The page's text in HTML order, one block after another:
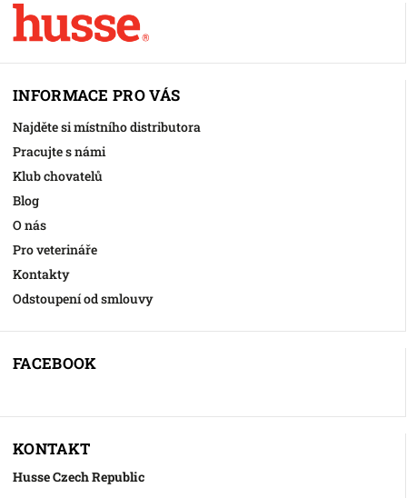
INFORMACE PRO VÁS
Najděte si místního distributora
Pracujte s námi
Klub chovatelů
Blog
O nás
Pro veterináře
Kontakty
Odstoupení od smlouvy
FACEBOOK
KONTAKT
Husse Czech Republic